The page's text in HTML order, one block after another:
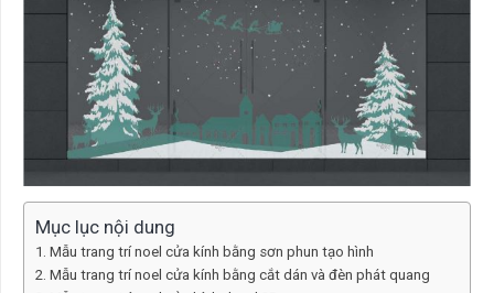
Mục lục nội dung
Mẫu trang trí noel cửa kính bằng sơn phun tạo hình
Mẫu trang trí noel cửa kính bằng cắt dán và đèn phát quang